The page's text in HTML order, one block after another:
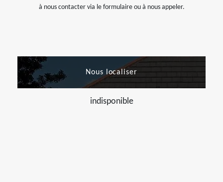
à nous contacter via le formulaire ou à nous appeler.
Nous localiser
indisponible